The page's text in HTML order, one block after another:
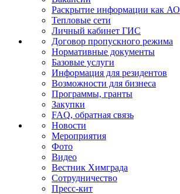
Раскрытие информации как АО
Тепловые сети
Личный кабинет ГИС
Договор пропускного режима
Нормативные документы
Базовые услуги
Информация для резидентов
Возможности для бизнеса
Программы, гранты
Закупки
FAQ, обратная связь
Новости
Мероприятия
Фото
Видео
Вестник Химграда
Сотрудничество
Пресс-кит